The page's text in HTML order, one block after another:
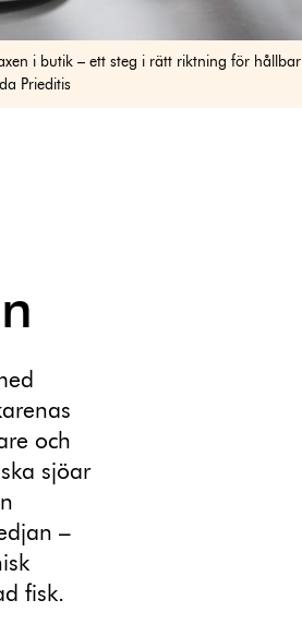
i butik – ett steg i rätt riktning för hållbar
Prieditis
och
sjöar
–
fisk.